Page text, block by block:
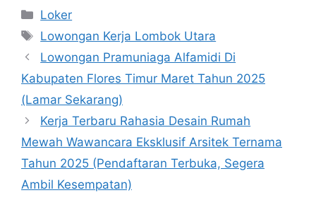
Kategori
Loker
Tag
Lowongan Kerja Lombok Utara
Lowongan Pramuniaga Alfamidi Di
Kabupaten Flores Timur Maret Tahun 2025
(Lamar Sekarang)
Kerja Terbaru Rahasia Desain Rumah
Mewah Wawancara Eksklusif Arsitek Ternama
Tahun 2025 (Pendaftaran Terbuka, Segera
Ambil Kesempatan)